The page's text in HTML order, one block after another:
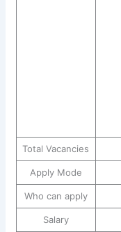
Total Vacancies
Apply Mode
Who can apply
Salary